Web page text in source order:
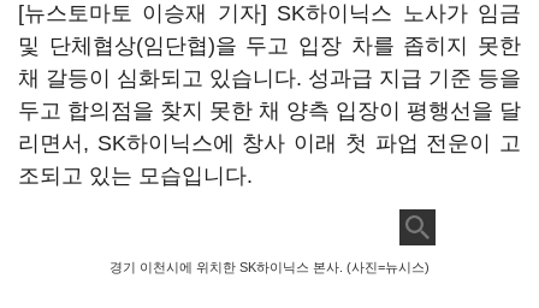
[뉴스토마토 이승재 기자] SK하이닉스 노사가 임금
및 단체협상(임단협)을 두고 입장 차를 좁히지 못한
채 갈등이 심화되고 있습니다. 성과급 지급 기준 등을
두고 합의점을 찾지 못한 채 양측 입장이 평행선을 달
리면서, SK하이닉스에 창사 이래 첫 파업 전운이 고
조되고 있는 모습입니다.
경기 이천시에 위치한 SK하이닉스 본사. (사진=뉴시스)